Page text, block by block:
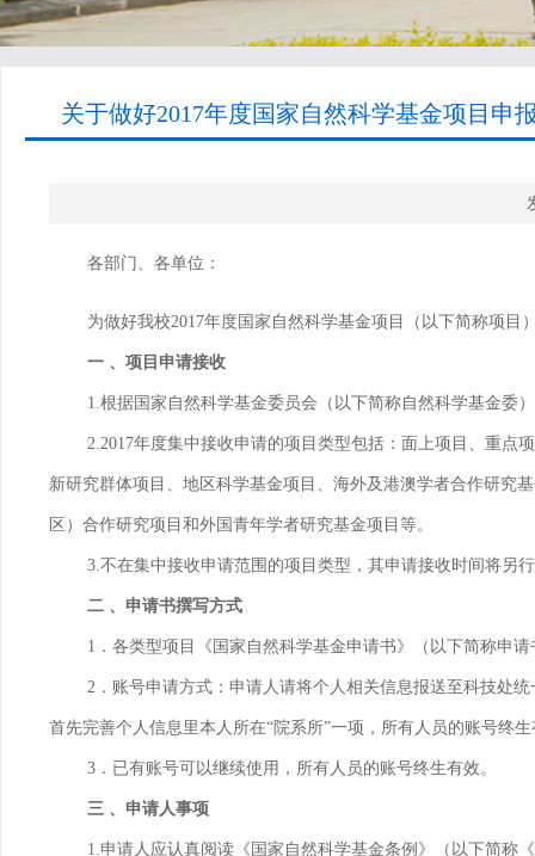
关于做好2017年度国家自然科学基金项目申
各部门、各单位：
为做好我校2017年度国家自然科学基金项目（以下简称项目
一 、项目申请接收
1.根据国家自然科学基金委员会（以下简称自然科学基金委）
2.2017年度集中接收申请的项目类型包括：面上项目、重点
新研究群体项目、地区科学基金项目、海外及港澳学者合作研究
区）合作研究项目和外国青年学者研究基金项目等。
3.不在集中接收申请范围的项目类型，其申请接收时间将另
二 、申请书撰写方式
1 ．各类型项目《国家自然科学基金申请书》（以下简称申
2 ．账号申请方式：申请人请将个人相关信息报送至科技处
首先完善个人信息里本人所在“院系所”一项，所有人员的账号终
3 ．已有账号可以继续使用，所有人员的账号终生有效。
三 、申请人事项
1.申请人应认真阅读《国家自然科学基金条例》（以下简称